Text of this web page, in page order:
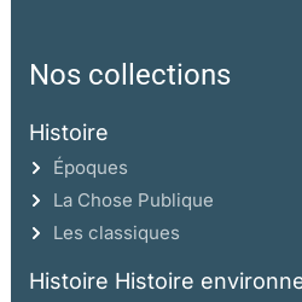
Nos collections
Histoire
Époques
La Chose Publique
Les classiques
Histoire Histoire